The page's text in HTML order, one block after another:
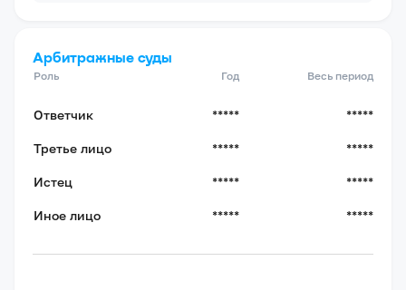
Арбитражные суды
Роль Год Весь период
Ответчик ***** *****
Третье лицо ***** *****
Истец ***** *****
Иное лицо ***** *****